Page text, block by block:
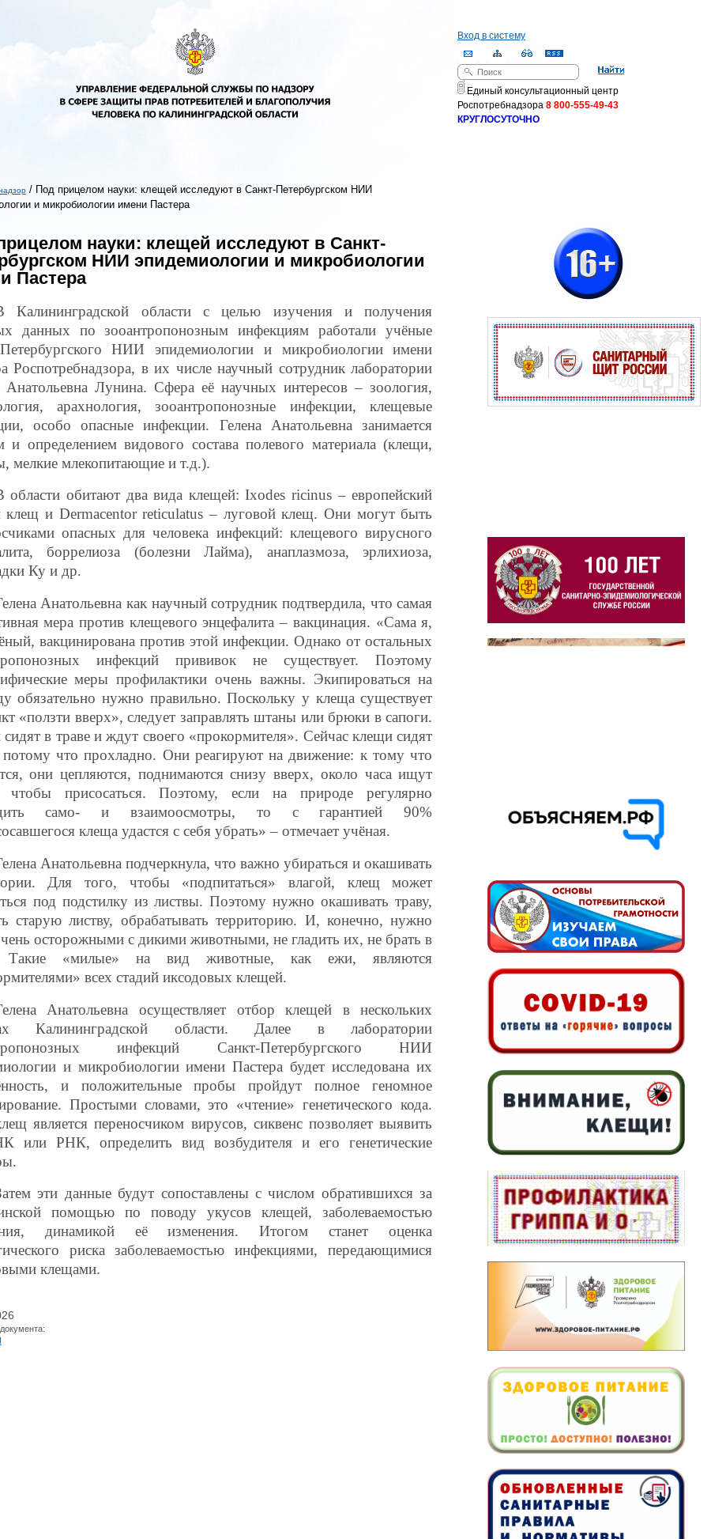
Вход в систему
Форма поиска
Поиск
Единый консультационный центр
Роспотребнадзора 8 800-555-49-43
КРУГЛОСУТОЧНО
/ Под прицелом науки: клещей исследуют в Санкт-Петербургском НИИ
и микробиологии имени Пастера
науки: клещей исследуют в Санкт-
НИИ эпидемиологии и микробиологии
Пастера
Калининградской области с целью изучения и получения
данных по зооантропонозным инфекциям работали учёные
Петербургского НИИ эпидемиологии и микробиологии имени
Роспотребнадзора, в их числе научный сотрудник лаборатории
Анатольевна Лунина. Сфера её научных интересов – зоология,
арахнология, зооантропонозные инфекции, клещевые
особо опасные инфекции. Гелена Анатольевна занимается
и определением видового состава полевого материала (клещи,
мелкие млекопитающие и т.д.).
области обитают два вида клещей: Ixodes ricinus – европейский
клещ и Dermacentor reticulatus – луговой клещ. Они могут быть
опасных для человека инфекций: клещевого вирусного
боррелиоза (болезни Лайма), анаплазмоза, эрлихиоза,
Ку и др.
Анатольевна как научный сотрудник подтвердила, что самая
мера против клещевого энцефалита – вакцинация. «Сама я,
вакцинирована против этой инфекции. Однако от остальных
инфекций прививок не существует. Поэтому
меры профилактики очень важны. Экипироваться на
обязательно нужно правильно. Поскольку у клеща существует
«ползти вверх», следует заправлять штаны или брюки в сапоги.
в траве и ждут своего «прокормителя». Сейчас клещи сидят
потому что прохладно. Они реагируют на движение: к тому что
они цепляются, поднимаются снизу вверх, около часа ищут
чтобы присосаться. Поэтому, если на природе регулярно
само- и взаимоосмотры, то с гарантией 90%
клеща удастся с себя убрать» – отмечает учёная.
Анатольевна подчеркнула, что важно убираться и окашивать
Для того, чтобы «подпитаться» влагой, клещ может
под подстилку из листвы. Поэтому нужно окашивать траву,
старую листву, обрабатывать территорию. И, конечно, нужно
осторожными с дикими животными, не гладить их, не брать в
Такие «милые» на вид животные, как ежи, являются
всех стадий иксодовых клещей.
Анатольевна осуществляет отбор клещей в нескольких
Калининградской области. Далее в лаборатории
инфекций Санкт-Петербургского НИИ
и микробиологии имени Пастера будет исследована их
и положительные пробы пройдут полное геномное
Простыми словами, это «чтение» генетического кода.
является переносчиком вирусов, сиквенс позволяет выявить
или РНК, определить вид возбудителя и его генетические
эти данные будут сопоставлены с числом обратившихся за
помощью по поводу укусов клещей, заболеваемостью
динамикой её изменения. Итогом станет оценка
риска заболеваемостью инфекциями, передающимися
клещами.